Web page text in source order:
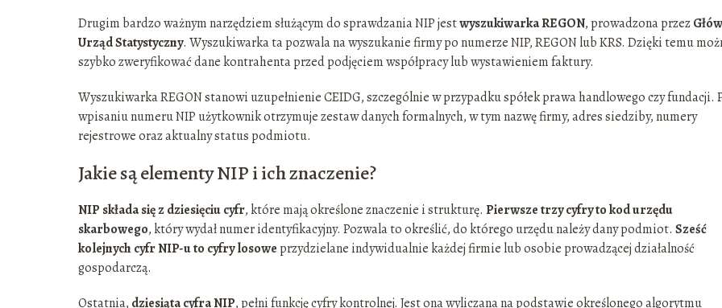
Drugim bardzo ważnym narzędziem służącym do sprawdzania NIP jestwyszukiwarka REGON, prowadzona przez
Urząd Statystyczny. Wyszukiwarka ta pozwala na wyszukanie firmy po numerze NIP, REGON lub KRS. Dzięki temu
szybko zweryfikować dane kontrahenta przed podjęciem współpracy lub wystawieniem faktury.
Wyszukiwarka REGON stanowi uzupełnienie CEIDG, szczególnie w przypadku spółek prawa handlowego czy fundacji.
wpisaniu numeru NIP użytkownik otrzymuje zestaw danych formalnych, w tym nazwę firmy, adres siedziby, numery
rejestrowe oraz aktualny status podmiotu.
Jakie są elementy NIP i ich znaczenie?
NIP składa się z dziesięciu cyfr, które mają określone znaczenie i strukturę. Pierwsze trzy cyfry to kod urzędu
skarbowego, który wydał numer identyfikacyjny. Pozwala to określić, do którego urzędu należy dany podmiot. Sześć
kolejnych cyfr NIP-u to cyfry losowe przydzielane indywidualnie każdej firmie lub osobie prowadzącej działalność
gospodarczą.
Ostatnia, dziesiąta cyfra NIP, pełni funkcję cyfry kontrolnej. Jest ona wyliczana na podstawie określonego algorytmu